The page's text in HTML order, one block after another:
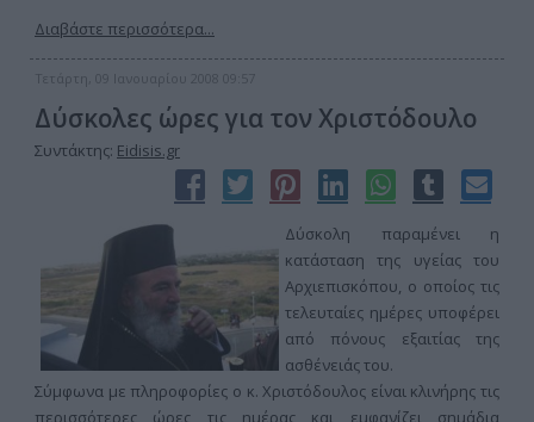
Διαβάστε περισσότερα...
Τετάρτη, 09 Ιανουαρίου 2008 09:57
Δύσκολες ώρες για τον Χριστόδουλο
Συντάκτης: Eidisis.gr
Δύσκολη παραμένει η
κατάσταση της υγείας του
Αρχιεπισκόπου, ο οποίος τις
τελευταίες ημέρες υποφέρει
από πόνους εξαιτίας της
ασθένειάς του.
Σύμφωνα με πληροφορίες ο κ. Χριστόδουλος είναι κλινήρης τις
περισσότερες ώρες τις ημέρας και εμφανίζει σημάδια